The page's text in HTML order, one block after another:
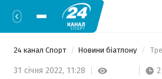
24 канал Спорт Новини біатлону
31 січня 2022, 11:28